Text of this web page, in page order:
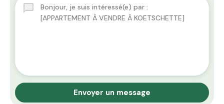
Envoyer un message